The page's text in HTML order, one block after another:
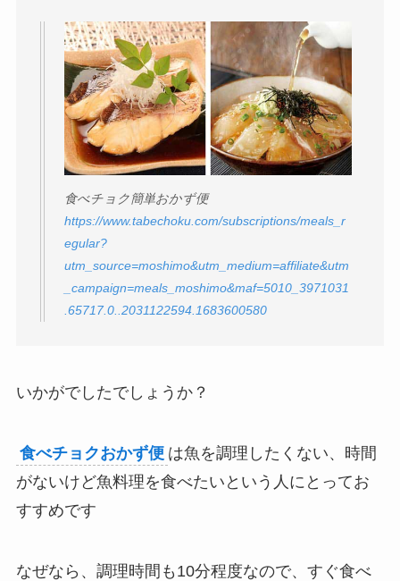
食べチョク簡単おかず便
https://www.tabechoku.com/subscriptions/meals_r
egular?
utm_source=moshimo&utm_medium=affiliate&utm
_campaign=meals_moshimo&maf=5010_3971031
.65717.0..2031122594.1683600580
いかがでしたでしょうか？
食べチョクおかず便 は魚を調理したくない、時間
がないけど魚料理を食べたいという人にとってお
すすめです
なぜなら、調理時間も10分程度なので、すぐ食べ